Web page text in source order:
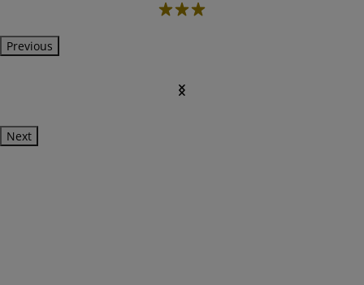
3
Previous
Next